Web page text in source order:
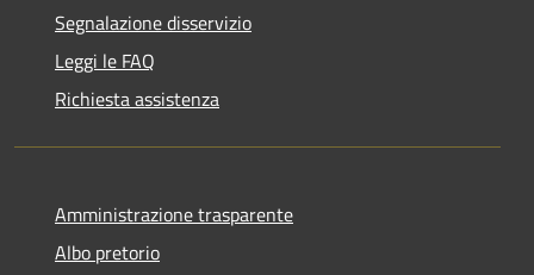
Segnalazione disservizio
Leggi le FAQ
Richiesta assistenza
Amministrazione trasparente
Albo pretorio